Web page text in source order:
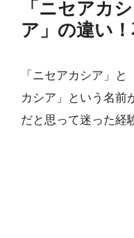
「ニセアカ
ア」の違い
「ニセアカシア」
カシア」という名前
だと思って迷った経